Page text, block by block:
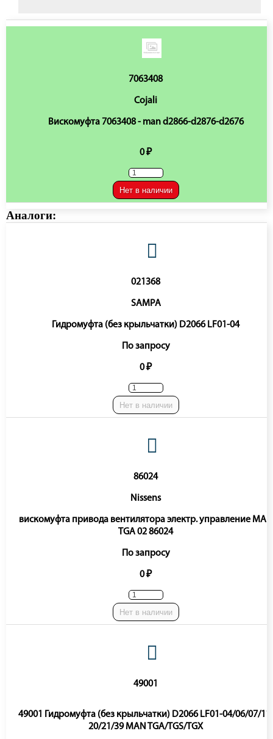
7063408
Cojali
Вискомуфта 7063408 - man d2866-d2876-d2676
0 ₽
Нет в наличии
Аналоги:
021368
SAMPA
Гидромуфта (без крыльчатки) D2066 LF01-04
По запросу
0 ₽
Нет в наличии
86024
Nissens
вискомуфта привода вентилятора электр. управление MAN
TGA 02 86024
По запросу
0 ₽
Нет в наличии
49001
49001 Гидромуфта (без крыльчатки) D2066 LF01-04/06/07/11-
20/21/39 MAN TGA/TGS/TGX